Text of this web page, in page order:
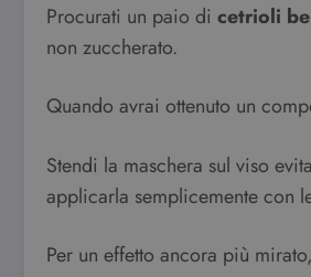
Procurati un paio di cetrioli
non zuccherato.
Quando avrai ottenuto un
Stendi la maschera sul viso
applicarla semplicemente con
Per un effetto ancora più